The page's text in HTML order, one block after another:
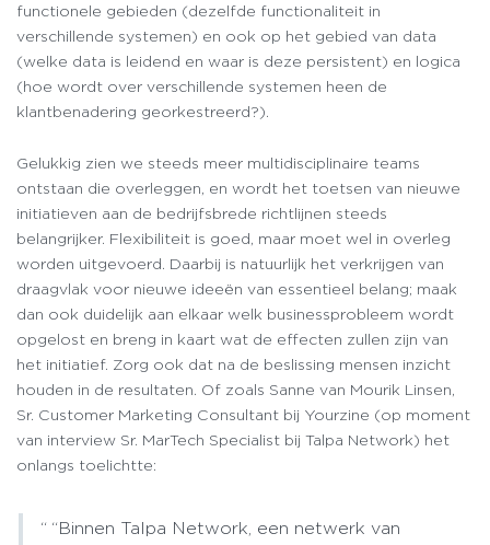
functionele gebieden (dezelfde functionaliteit in
verschillende systemen) en ook op het gebied van data
(welke data is leidend en waar is deze persistent) en logica
(hoe wordt over verschillende systemen heen de
klantbenadering georkestreerd?).
Gelukkig zien we steeds meer multidisciplinaire teams
ontstaan die overleggen, en wordt het toetsen van nieuwe
initiatieven aan de bedrijfsbrede richtlijnen steeds
belangrijker. Flexibiliteit is goed, maar moet wel in overleg
worden uitgevoerd. Daarbij is natuurlijk het verkrijgen van
draagvlak voor nieuwe ideeën van essentieel belang; maak
dan ook duidelijk aan elkaar welk businessprobleem wordt
opgelost en breng in kaart wat de effecten zullen zijn van
het initiatief. Zorg ook dat na de beslissing mensen inzicht
houden in de resultaten. Of zoals Sanne van Mourik Linsen,
Sr. Customer Marketing Consultant bij Yourzine (op moment
van interview Sr. MarTech Specialist bij Talpa Network) het
onlangs toelichtte:
“Binnen Talpa Network, een netwerk van